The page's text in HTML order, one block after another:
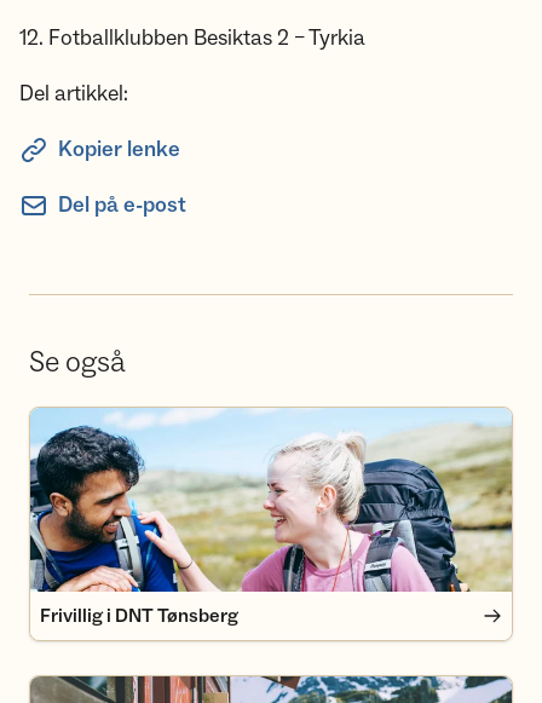
12. Fotballklubben Besiktas 2 – Tyrkia
Del artikkel:
Kopier lenke
Del på e-post
Se også
Frivillig i DNT Tønsberg
Frivillig i DNT Tønsberg
Bli medlem